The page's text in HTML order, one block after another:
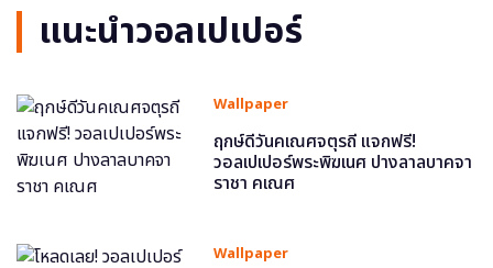
แนะนำวอลเปเปอร์
Wallpaper
ฤกษ์ดีวันคเณศจตุรถี แจกฟรี!
วอลเปเปอร์พระพิฆเนศ ปางลาลบาคจา
ราชา คเณศ
Wallpaper